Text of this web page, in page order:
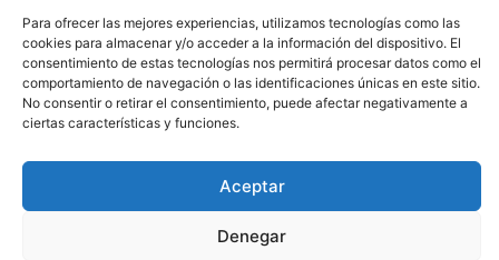
Para ofrecer las mejores experiencias, utilizamos tecnologías como las
cookies para almacenar y/o acceder a la información del dispositivo. El
consentimiento de estas tecnologías nos permitirá procesar datos como el
comportamiento de navegación o las identificaciones únicas en este sitio.
No consentir o retirar el consentimiento, puede afectar negativamente a
ciertas características y funciones.
Aceptar
Denegar